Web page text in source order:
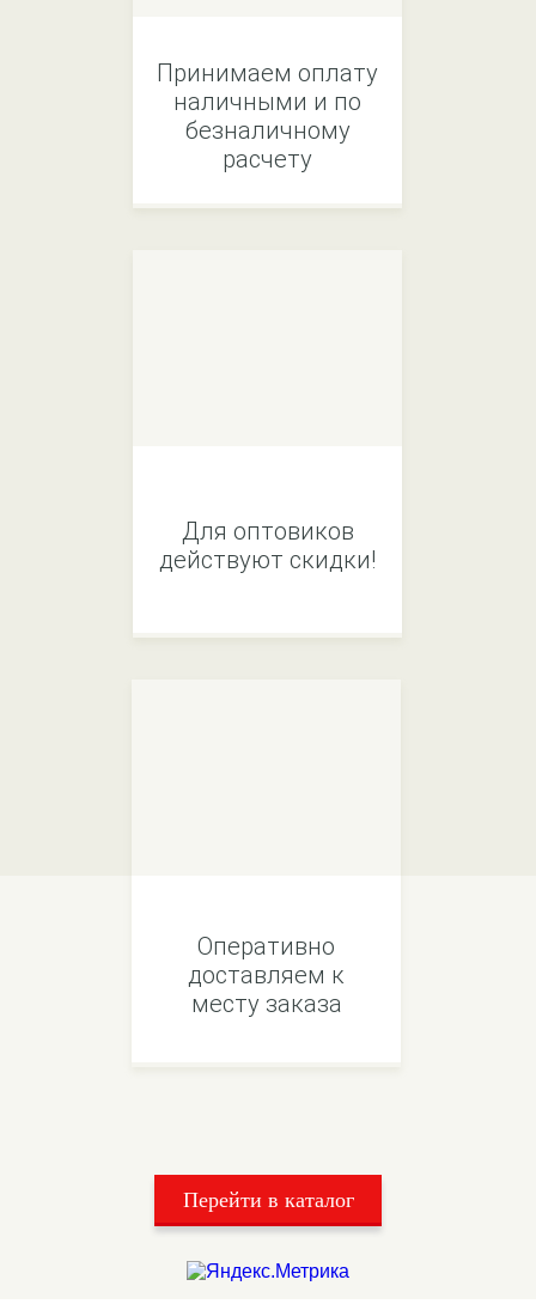
Принимаем оплату
наличными и по
безналичному
расчету
Для оптовиков
действуют скидки!
Оперативно
доставляем к
месту заказа
Перейти в каталог